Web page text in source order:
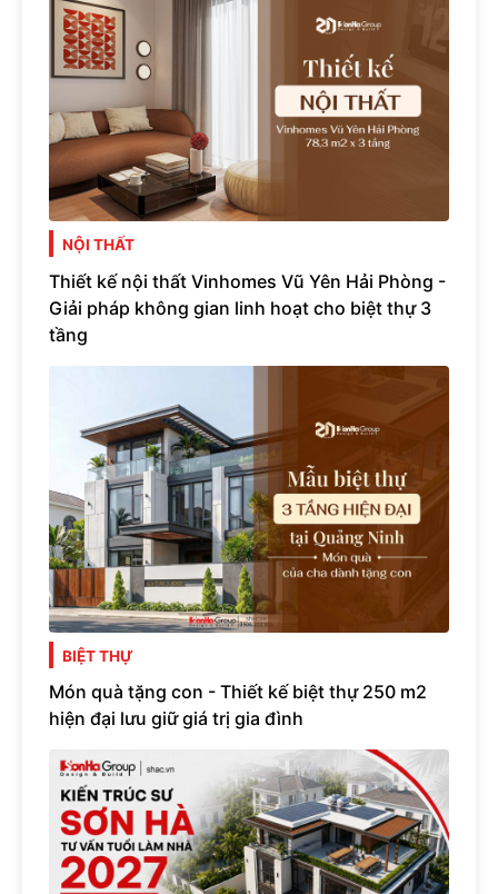
NỘI THẤT
Thiết kế nội thất Vinhomes Vũ Yên Hải Phòng -
Giải pháp không gian linh hoạt cho biệt thự 3
tầng
BIỆT THỰ
Món quà tặng con - Thiết kế biệt thự 250 m2
hiện đại lưu giữ giá trị gia đình